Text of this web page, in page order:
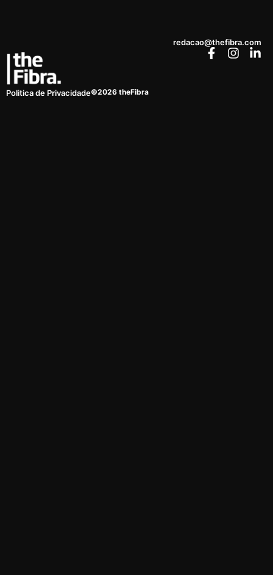
redacao@thefibra.com
Politica de Privacidade©2026 theFibra